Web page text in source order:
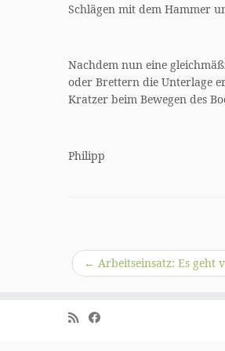
Schlägen mit dem Hammer
Nachdem nun eine
oder Brettern die Unterlage
Kratzer beim Bewegen des
Philipp
← Arbeitseinsatz: Es geht